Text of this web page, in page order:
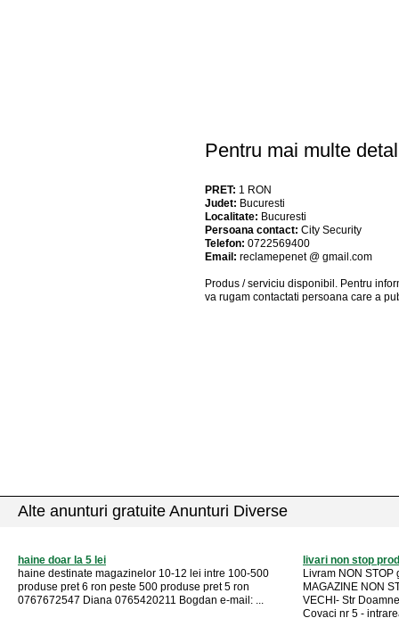
Pentru mai multe
PRET: 1 RON
Judet: Bucuresti
Localitate: Bucuresti
Persoana contact: City Security
Telefon: 0722569400
Email: reclamepenet @ gmail.com
Produs / serviciu disponibil . Pentru
va rugam contactati persoana care a
Alte anunturi gratuite Anunturi Diverse
haine doar la 5 lei
haine destinate magazinelor 10-12 lei intre 100-500
produse pret 6 ron peste 500 produse pret 5 ron
0767672547 Diana 0765420211 Bogdan e-mail: ...
livari non stop
Livram NON
MAGAZINE NON
VECHI- Str
Covaci nr 5 -